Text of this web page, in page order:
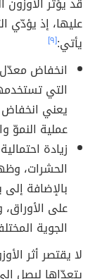
عليها، إذ يؤدّي
يأتي:[٩]
انخفاض معدّل
التي
يعني انخفاض
عملية النموّ
زيادة
الحشرات،
بالإضافة إلى
على
الجوية
لا يقتصر أثر
يتعدّاها ليصل